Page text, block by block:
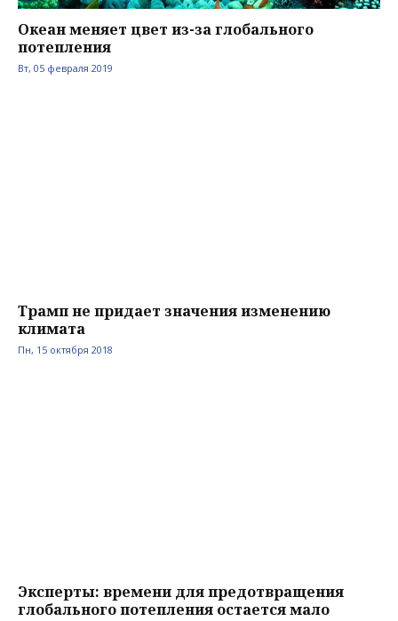
Океан меняет цвет из-за глобального
потепления
Вт, 05 февраля 2019
Трамп не придает значения изменению
климата
Пн, 15 октября 2018
Эксперты: времени для предотвращения
глобального потепления остается мало